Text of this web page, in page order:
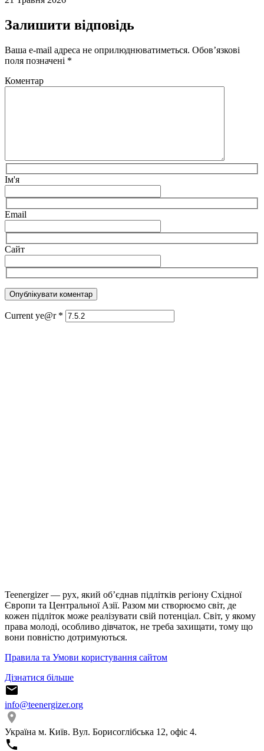
Залишити відповідь
Ваша e-mail адреса не оприлюднюватиметься. Обов’язкові
поля позначені *
Коментар
Ім'я
Email
Сайт
Current ye@r *
Teenergizer — рух, який об’єднав підлітків регіону Східної
Європи та Центральної Азії. Разом ми створюємо світ, де
кожен підліток може реалізувати свій потенціал. Світ, у якому
права молоді, особливо дівчаток, не треба захищати, тому що
вони повністю дотримуються.
Правила та Умови користування сайтом
Дізнатися більше
info@teenergizer.org
Україна м. Київ. Вул. Борисоглібська 12, офіс 4.